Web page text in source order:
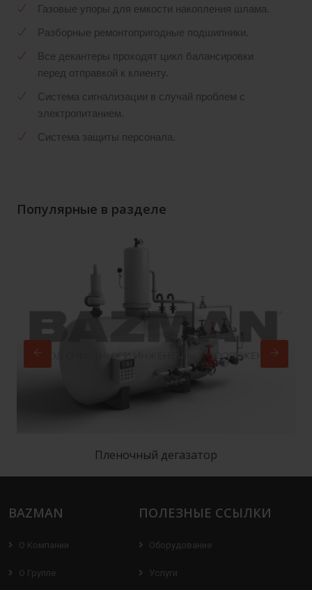
Газовые упоры для емкости накопления шлама.
Разборные ремонтопригодные подшипники.
Все декантеры проходят цикл балансировки
перед отправкой к клиенту.
Система сигнализации в случай проблем с
электропитанием.
Система защиты персонала.
Популярные в разделе
Пленочный дегазатор
BAZMAN
О Компании
О Группе
ПОЛЕЗНЫЕ ССЫЛКИ
Оборудование
Услуги